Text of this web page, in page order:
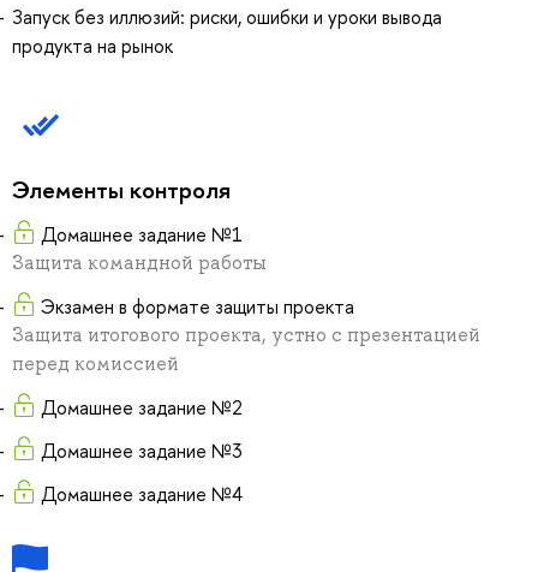
Запуск без иллюзий: риски, ошибки и уроки вывода
продукта на рынок
Элементы контроля
Домашнее задание №1
Защита командной работы
Экзамен в формате защиты проекта
Защита итогового проекта, устно с презентацией
перед комиссией
Домашнее задание №2
Домашнее задание №3
Домашнее задание №4